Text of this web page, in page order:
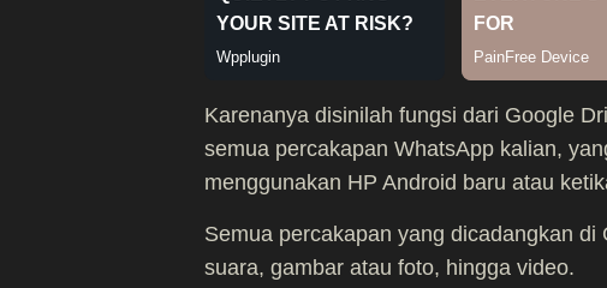
Karenanya disinilah fungsi dari Google
semua percakapan WhatsApp kalian,
menggunakan HP Android baru atau
Semua percakapan yang dicadangkan
suara, gambar atau foto, hingga video.